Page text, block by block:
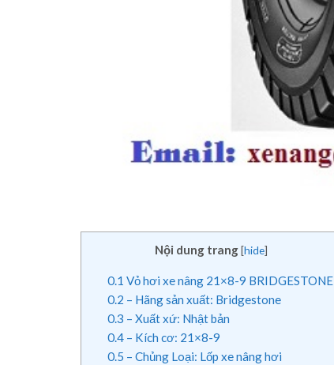
Nội dung trang[hide]
0.1 Vỏ hơi xe nâng 21×8-9 BRIDGESTONE
0.2 – Hãng sản xuất: Bridgestone
0.3 – Xuất xứ: Nhật bản
0.4– Kích cơ: 21×8-9
0.5 – Chủng Loại: Lốp xe nâng hơi